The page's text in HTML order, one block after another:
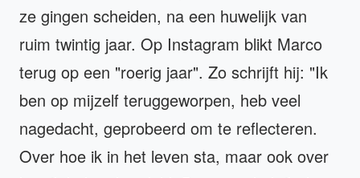
ze gingen scheiden, na een huwelijk van
ruim twintig jaar. Op Instagram blikt Marco
terug op een "roerig jaar". Zo schrijft hij: "Ik
ben op mijzelf teruggeworpen, heb veel
nagedacht, geprobeerd om te reflecteren.
Over hoe ik in het leven sta, maar ook over